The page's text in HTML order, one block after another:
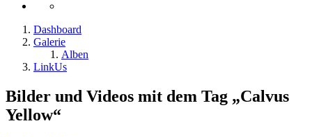
Dashboard
Galerie
Alben
LinkUs
Bilder und Videos mit dem Tag „Calvus
Yellow“